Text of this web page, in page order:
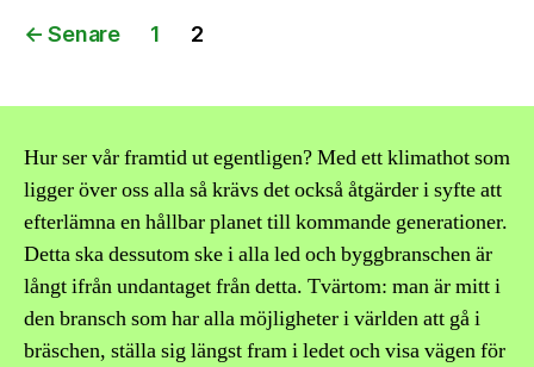
Inläggsnavigering
← Senare 1 2
Hur ser vår framtid ut egentligen? Med ett klimathot som
ligger över oss alla så krävs det också åtgärder i syfte att
efterlämna en hållbar planet till kommande generationer.
Detta ska dessutom ske i alla led och byggbranschen är
långt ifrån undantaget från detta. Tvärtom: man är mitt i
den bransch som har alla möjligheter i världen att gå i
bräschen, ställa sig längst fram i ledet och visa vägen för